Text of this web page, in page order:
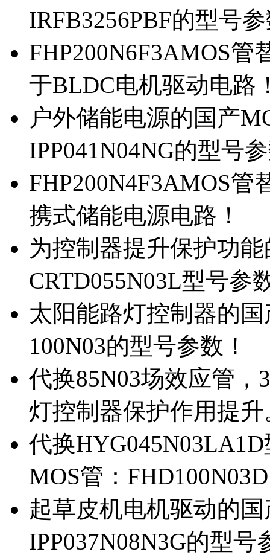
IRFB3256PBF的型号
FHP200N6F3AMOS管
于BLDC电机驱动电路
户外储能电源的国产
IPP041N04NG的型号
FHP200N4F3AMOS管
携式储能电源电路！
为控制器提升保护功
CRTD055N03L型号参
太阳能路灯控制器的
100N03的型号参数！
代换85N03场效应管
灯控制器保护作用提升
代换
MOS管：
起草皮机电机驱动的
IPP037N08N3G的型号